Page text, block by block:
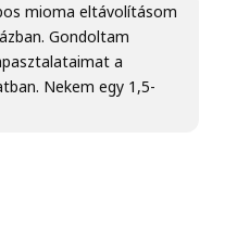
mioma eltávolításom
Gondoltam
a
Nekem egy 1,5-